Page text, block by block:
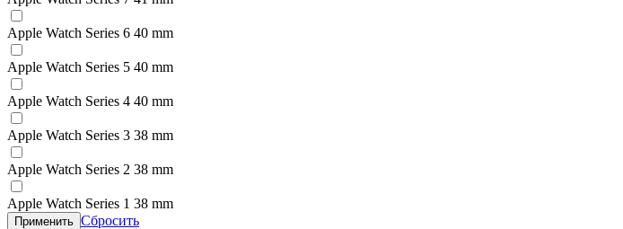
Apple Watch Series 6 40 mm
Apple Watch Series 5 40 mm
Apple Watch Series 4 40 mm
Apple Watch Series 3 38 mm
Apple Watch Series 2 38 mm
Apple Watch Series 1 38 mm
Применить Сбросить